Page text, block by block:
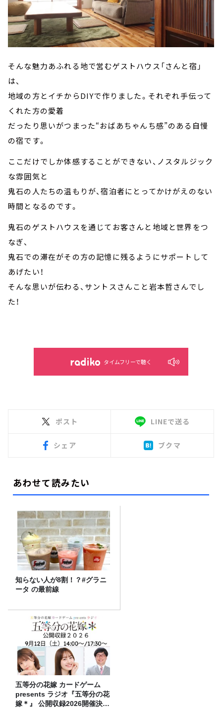
そんな魅力あふれる地で営むゲストハウス「さんと宿」
は、
地域の方とイチからDIYで作りました。それぞれ手伝って
くれた方の愛着
だったり思いがつまった“おばあちゃんち感”のある自慢
の宿です。
ここだけでしか体感することができない、ノスタルジック
な雰囲気と
鬼石の人たちの温もりが、宿泊者にとってかけがえのない
時間となるのです。
鬼石のゲストハウスを通じてお客さんと地域と世界をつ
なぎ、
鬼石での滞在がその方の記憶に残るようにサポートして
あげたい！
そんな思いが伝わる、サントスさんこと岩本哲さんでし
た！
タイムフリーで聴く
ポスト LINEで送る
シェア ブクマ
あわせて読みたい
知らない人が8割！？#グラニ
ータ の最前線
五等分の花嫁 カードゲーム
presents ラジオ『五等分の花
嫁＊』 公開収録2026開催決